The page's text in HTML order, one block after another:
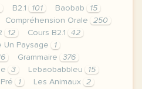
B2.1 101 Baobab
15
Compréhension Orale
250
12 Cours B2.1
42
Un Paysage
1
Grammaire
376
3 Lebaobabbleu
15
1 Les Animaux
2